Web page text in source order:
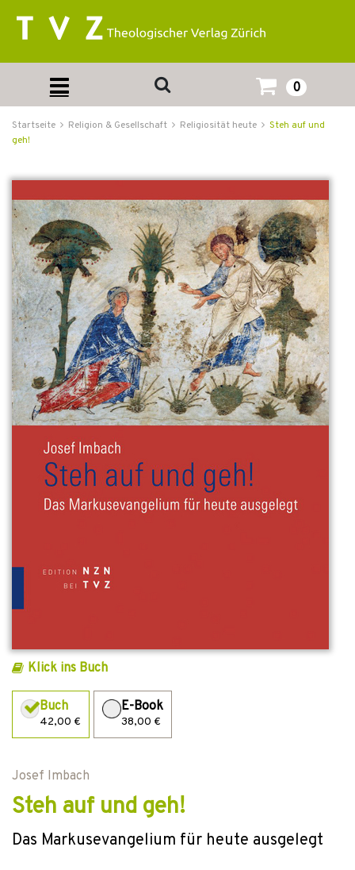
0
Startseite Religion & Gesellschaft Religiosität heute
Steh auf und
geh!
Klick ins Buch
Buch
42,00 €
E-Book
38,00 €
Josef Imbach
Steh auf und geh!
Das Markusevangelium für heute ausgelegt